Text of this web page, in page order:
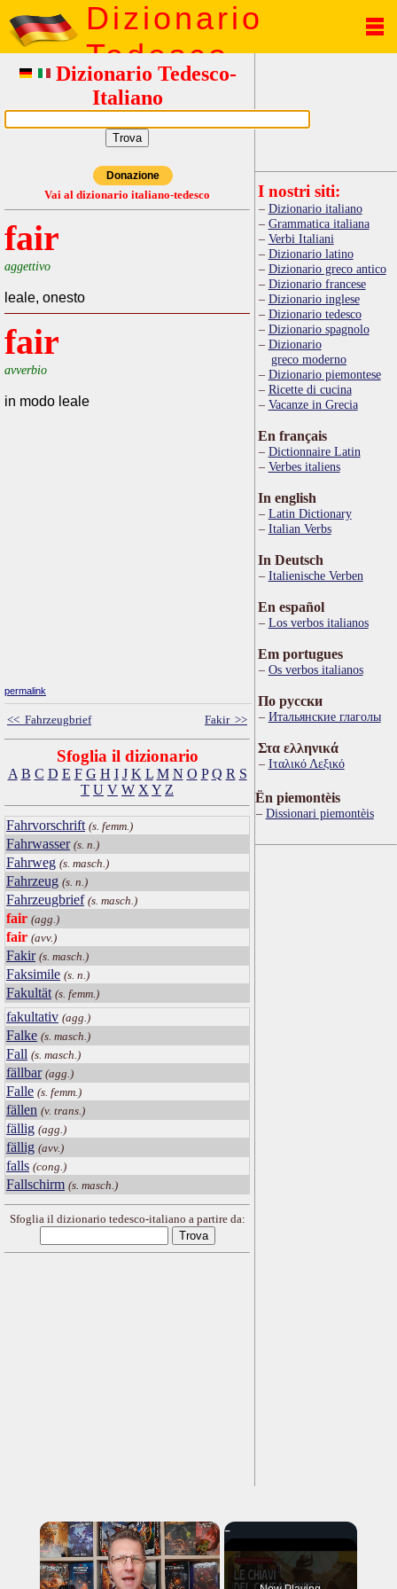
Dizionario
Tedesco
Dizionario Tedesco-
Italiano
Donazione
Vai al dizionario italiano-tedesco
fair
aggettivo
leale, onesto
fair
avverbio
in modo leale
permalink
<< Fahrzeugbrief Fakir >>
Sfoglia il dizionario
A B C D E F G H I J K L M N O P Q R S
T U V W X Y Z
Fahrvorschrift (s. femm.)
Fahrwasser (s. n.)
Fahrweg (s. masch.)
Fahrzeug (s. n.)
Fahrzeugbrief (s. masch.)
fair (agg.)
fair (avv.)
Fakir (s. masch.)
Faksimile (s. n.)
Fakultät (s. femm.)
fakultativ (agg.)
Falke (s. masch.)
Fall (s. masch.)
fällbar (agg.)
Falle (s. femm.)
fällen (v. trans.)
fällig (agg.)
fällig (avv.)
falls (cong.)
Fallschirm (s. masch.)
Sfoglia il dizionario tedesco-italiano a partire da:
I nostri siti:
Dizionario italiano
Grammatica italiana
Verbi Italiani
Dizionario latino
Dizionario greco antico
Dizionario francese
Dizionario inglese
Dizionario tedesco
Dizionario spagnolo
Dizionario
greco moderno
Dizionario piemontese
Ricette di cucina
Vacanze in Grecia
En français
Dictionnaire Latin
Verbes italiens
In english
Latin Dictionary
Italian Verbs
In Deutsch
Italienische Verben
En español
Los verbos italianos
Em portugues
Os verbos italianos
По русски
Итальянские глаголы
Στα ελληνικά
Ιταλικό Λεξικό
Ën piemontèis
Dissionari piemontèis
×